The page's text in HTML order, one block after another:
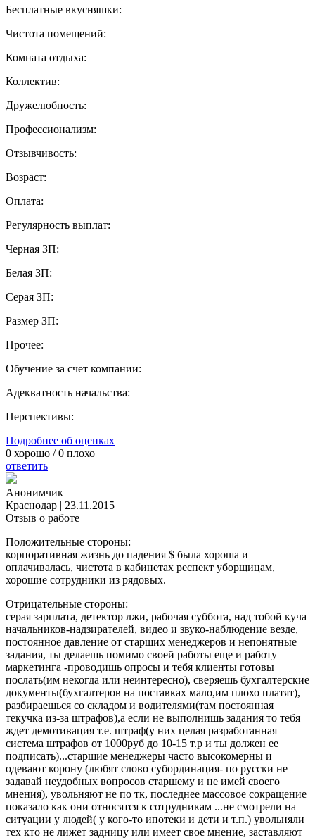
Бесплатные вкусняшки:
Чистота помещений:
Комната отдыха:
Коллектив:
Дружелюбность:
Профессионализм:
Отзывчивость:
Возраст:
Оплата:
Регулярность выплат:
Черная ЗП:
Белая ЗП:
Серая ЗП:
Размер ЗП:
Прочее:
Обучение за счет компании:
Адекватность начальства:
Перспективы:
Подробнее об оценках
0 хорошо /0 плохо
ответить
Анонимчик
Краснодар | 23.11.2015
Отзыв о работе
Положительные стороны:
корпоративная жизнь до падения $ была хороша и
оплачивалась, чистота в кабинетах респект уборщицам,
хорошие сотрудники из рядовых.
Отрицательные стороны:
серая зарплата, детектор лжи, рабочая суббота, над тобой куча
начальников-надзирателей, видео и звуко-наблюдение везде,
постоянное давление от старших менеджеров и непонятные
задания, ты делаешь помимо своей работы еще и работу
маркетинга -проводишь опросы и тебя клиенты готовы
послать(им некогда или неинтересно), сверяешь бухгалтерские
документы(бухгалтеров на поставках мало,им плохо платят),
разбираешься со складом и водителями(там постоянная
текучка из-за штрафов),а если не выполнишь задания то тебя
ждет демотивация т.е. штраф(у них целая разработанная
система штрафов от 1000руб до 10-15 т.р и ты должен ее
подписать)...старшие менеджеры часто высокомерны и
одевают корону (любят слово субординация- по русски не
задавай неудобных вопросов старшему и не имей своего
мнения), увольняют не по тк, последнее массовое сокращение
показало как они относятся к сотрудникам ...не смотрели на
ситуации у людей( у кого-то ипотеки и дети и т.п.) увольняли
тех кто не лижет задницу или имеет свое мнение, заставляют